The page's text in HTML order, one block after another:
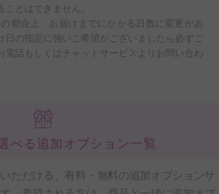
ことはできません。
都合上、お届けまでにかかる日数に変更があ
の指定に強いご希望がございましたら必ずご
電話もしくはチャットサービスよりお問い合わ
べる追加オプション一覧
ただける、有料・無料の追加オプションサ